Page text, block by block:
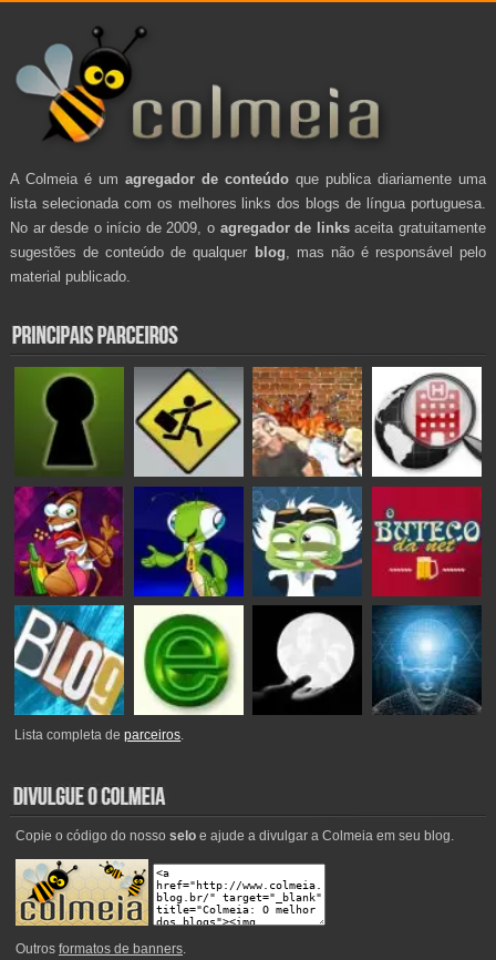
A Colmeia é um agregador de conteúdo que publica diariamente uma
lista selecionada com os melhores links dos blogs de língua portuguesa.
No ar desde o início de 2009, o agregador de linksaceita gratuitamente
sugestões de conteúdo de qualquer blog , mas não é responsável pelo
material publicado.
Lista completa deparceiros.
Copie o código do nosso seloe ajude a divulgar a Colmeia em seu blog.
Outros formatos de banners.